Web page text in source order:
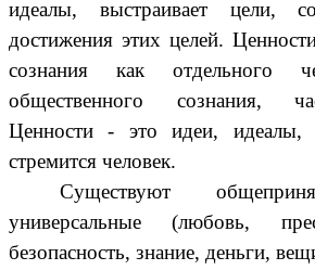
идеалы, выстраивает цели,
достижения этих целей.
сознания как отдельного
общественного сознания,
Ценности - это идеи,
стремится человек.
Существуют
универсальные (любовь,
безопасность, знание, деньги,